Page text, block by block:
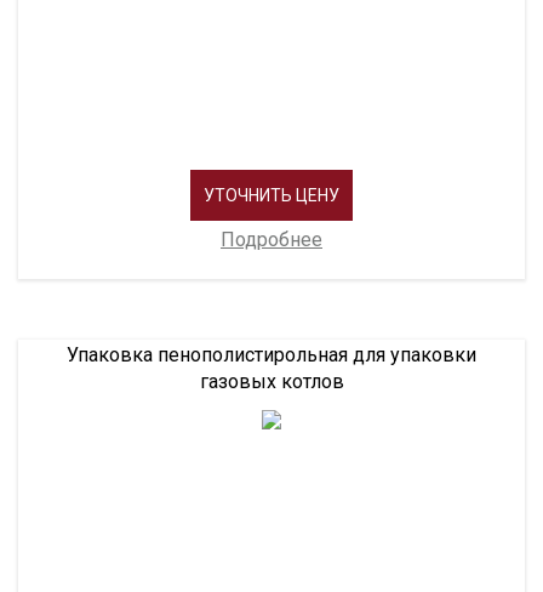
УТОЧНИТЬ ЦЕНУ
Подробнее
Упаковка пенополистирольная для упаковки
газовых котлов